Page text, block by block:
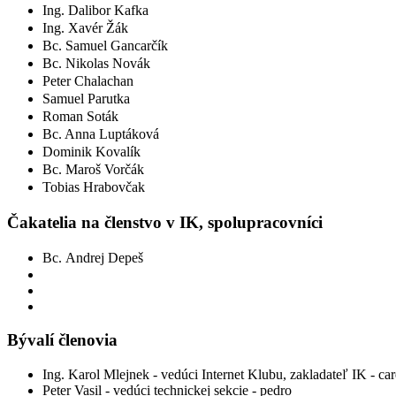
Ing. Dalibor Kafka
Ing. Xavér Žák
Bc. Samuel Gancarčík
Bc. Nikolas Novák
Peter Chalachan
Samuel Parutka
Roman Soták
Bc. Anna Luptáková
Dominik Kovalík
Bc. Maroš Vorčák
Tobias Hrabovčak
Čakatelia na členstvo v IK, spolupracovníci
Bc. Andrej Depeš
Bývalí členovia
Ing. Karol Mlejnek - vedúci Internet Klubu, zakladateľ IK -
Peter Vasil - vedúci technickej sekcie - pedro